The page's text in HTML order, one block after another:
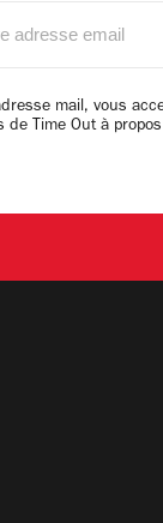
mail, vous
de Time Out à